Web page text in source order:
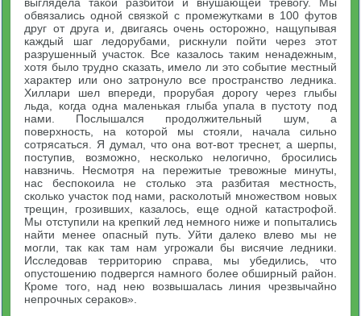
обвязались одной связкой с промежутками в 100 футов
друг от друга и, двигаясь очень осторожно, нащупывая
каждый шаг ледорубами, рискнули пойти через этот
разрушенный участок. Все казалось таким ненадежным,
хотя было трудно сказать, имело ли это событие местный
характер или оно затронуло все пространство ледника.
Хиллари шел впереди, прорубая дорогу через глыбы
льда, когда одна маленькая глыба упала в пустоту под
нами. Послышался продолжительный шум, а
поверхность, на которой мы стояли, начала сильно
сотрясаться. Я думал, что она вот-вот треснет, а шерпы,
поступив, возможно, несколько нелогично, бросились
навзничь. Несмотря на пережитые тревожные минуты,
нас беспокоила не столько эта разбитая местность,
сколько участок под нами, расколотый множеством новых
трещин, грозивших, казалось, еще одной катастрофой.
Мы отступили на крепкий лед немного ниже и попытались
найти менее опасный путь. Уйти далеко влево мы не
могли, так как там нам угрожали бы висячие ледники.
Исследовав территорию справа, мы убедились, что
опустошению подвергся намного более обширный район.
Кроме того, над нею возвышалась линия чрезвычайно
непрочных сераков».